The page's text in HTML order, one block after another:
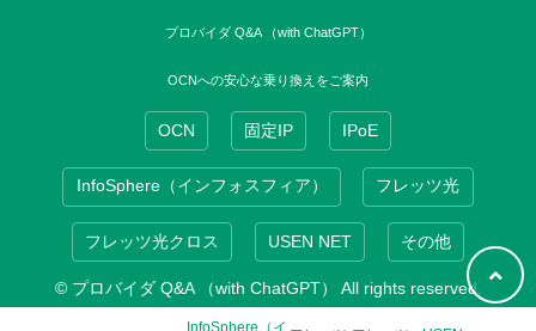
プロバイダ Q&A （with ChatGPT）
OCNへの安心な乗り換えをご案内
OCN 固定IP IPoE
InfoSphere（インフォスフィア） フレッツ光
フレッツ光クロス USEN NET その他
© プロバイダ Q&A （with ChatGPT） All rights reserved.
InfoSphere（イ